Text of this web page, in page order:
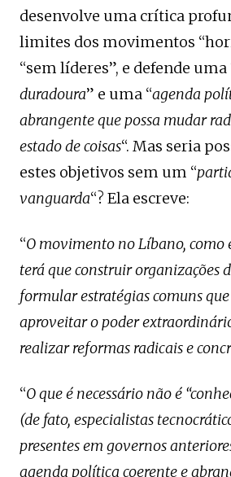
desenvolve uma crítica
limites dos movimentos
“sem líderes”, e defende uma
duradoura” e uma “agenda
abrangente que possa mudar
estado de coisas“. Mas seria
estes objetivos sem um “
vanguarda“? Ela escreve:
“O movimento no Líbano, como
terá que construir organizações
formular estratégias comuns
aproveitar o poder
realizar reformas radicais e
“O que é necessário não é
(de fato, especialistas
presentes em governos
agenda política coerente e